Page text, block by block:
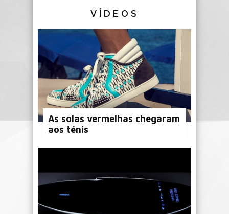
VÍDEOS
As solas vermelhas chegaram
aos ténis